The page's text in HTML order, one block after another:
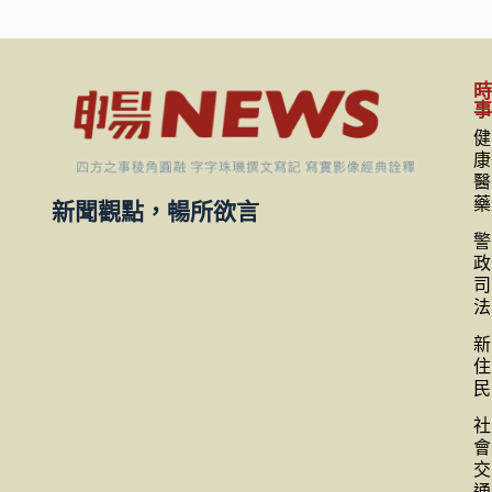
新聞觀點，暢所欲言
時
事
健
康
醫
藥
警
政
司
法
新
住
民
社
會
交